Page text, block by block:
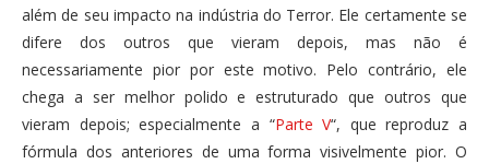
além de seu impacto na indústria do Terror. Ele certamente se
difere dos outros que vieram depois, mas não é
necessariamente pior por este motivo. Pelo contrário, ele
chega a ser melhor polido e estruturado que outros que
vieram depois; especialmente a “Parte V“, que reproduz a
fórmula dos anteriores de uma forma visivelmente pior. O